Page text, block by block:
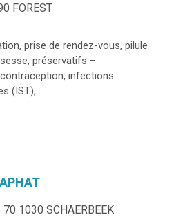
FOREST
prise de rendez-vous, pilule
préservatifs –
infections
(IST), ...
1030 SCHAERBEEK